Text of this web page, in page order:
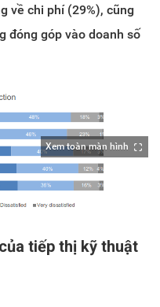
về chi phí (29%), cũng
đóng góp vào doanh số
Xem toàn màn hình
tiếp thị kỹ thuật